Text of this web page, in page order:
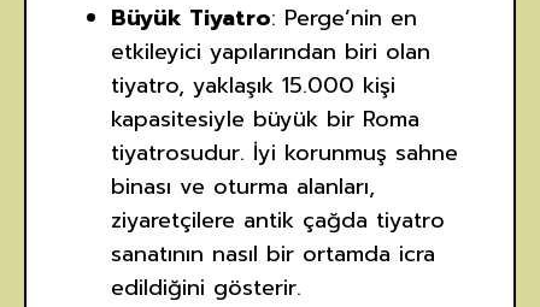
Büyük Tiyatro: Perge’nin en
etkileyici yapılarından biri olan
tiyatro, yaklaşık 15.000 kişi
kapasitesiyle büyük bir Roma
tiyatrosudur. İyi korunmuş sahne
binası ve oturma alanları,
ziyaretçilere antik çağda tiyatro
sanatının nasıl bir ortamda icra
edildiğini gösterir.